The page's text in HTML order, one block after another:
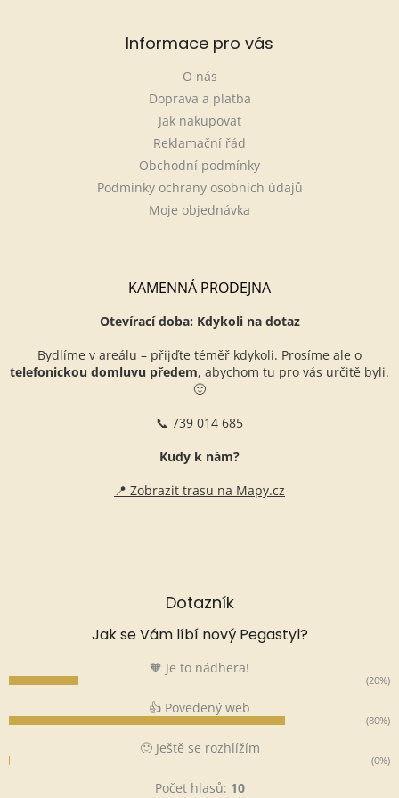
Informace pro vás
O nás
Doprava a platba
Jak nakupovat
Reklamační řád
Obchodní podmínky
Podmínky ochrany osobních údajů
Moje objednávka
KAMENNÁ PRODEJNA
Otevírací doba: Kdykoli na dotaz
Bydlíme v areálu – přijďte téměř kdykoli. Prosíme ale o
telefonickou domluvu předem, abychom tu pro vás určitě byli.
🙂
📞 739 014 685
Kudy k nám?
📍 Zobrazit trasu na Mapy.cz
Dotazník
Jak se Vám líbí nový Pegastyl?
🧡 Je to nádhera!
(20%)
👍 Povedený web
(80%)
🙂 Ještě se rozhlížím
(0%)
Počet hlasů: 10